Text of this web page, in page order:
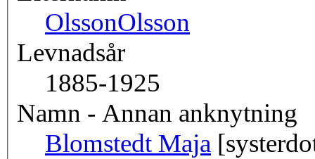
OlssonOlsson
Levnadsår
1885-1925
Namn - Annan anknytning
Blomstedt Maja